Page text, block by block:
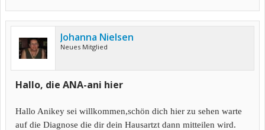
Johanna Nielsen
Neues Mitglied
Hallo, die ANA-ani hier
Hallo Anikey sei willkommen,schön dich hier zu sehen warte
auf die Diagnose die dir dein Hausartzt dann mitteilen wird.